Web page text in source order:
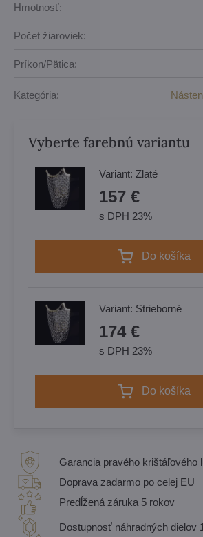
Hmotnosť:
Počet žiaroviek:
Príkon/Pätica:
Kategória:
Vyberte farebnú variantu
Variant: Zlaté
157 €
s DPH 23%
Do košíka
Variant: Strieborné
174 €
s DPH 23%
Do košíka
Garancia pravého krištáľového
Doprava zadarmo po celej EU
Predĺžená záruka 5 rokov
Dostupnosť náhradných dielov